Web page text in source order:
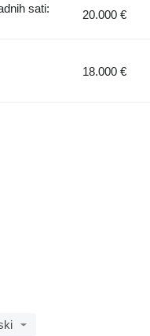
sati:
20.000 €
18.000 €